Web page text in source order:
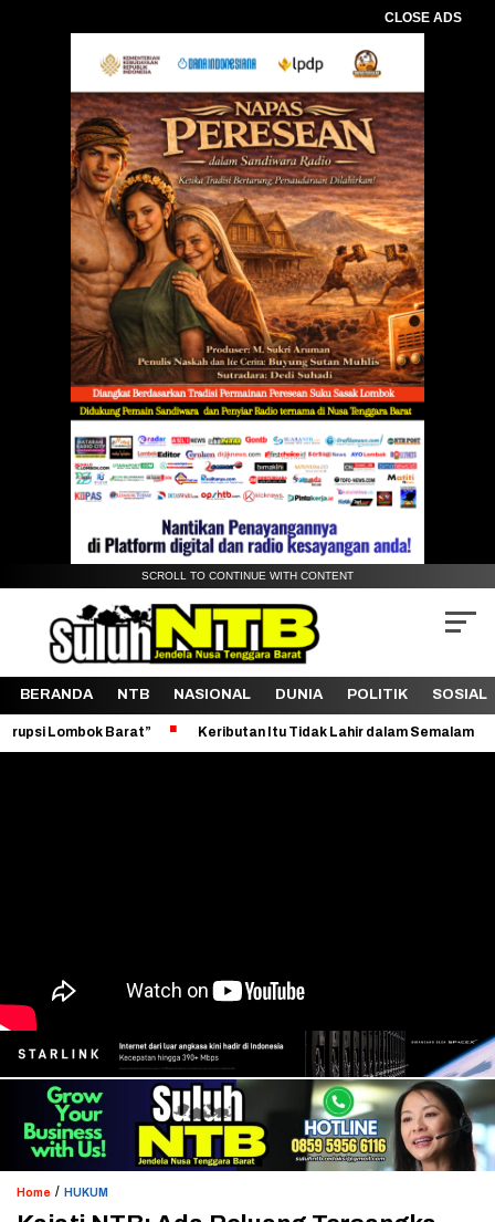
CLOSE ADS
SCROLL TO CONTINUE WITH CONTENT
BERANDA NTB NASIONAL DUNIA POLITIK SOSIAL
Barat” Keributan Itu Tidak Lahir dalam Semalam
Home / HUKUM